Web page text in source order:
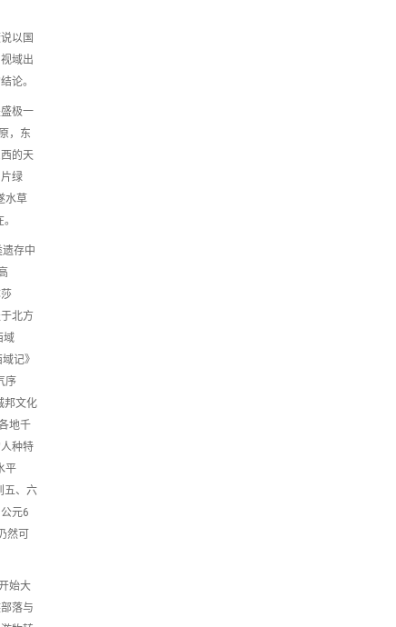
以国
域出
论。
极一
，东
的天
绿
水草
存中
北方
域
记》
序
邦文化
地千
种特
平
五、六
元6
然可
始大
落与